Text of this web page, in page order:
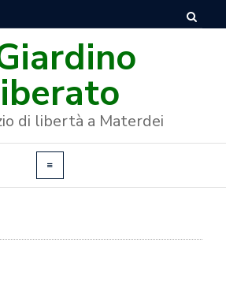
di libertà a Materdei